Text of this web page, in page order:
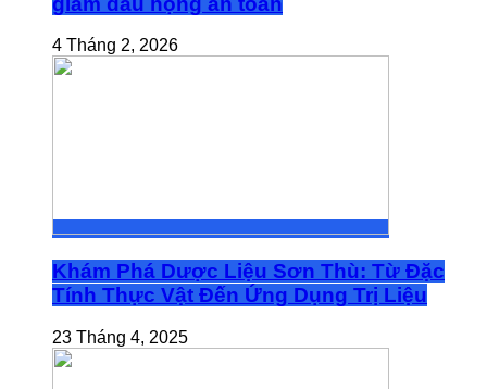
4 Tháng 2, 2026
Khám Phá Dược Liệu Sơn Thù: Từ Đặc
Tính Thực Vật Đến Ứng Dụng Trị Liệu
23 Tháng 4, 2025